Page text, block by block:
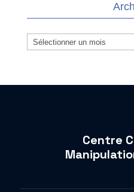
Archives
Centre